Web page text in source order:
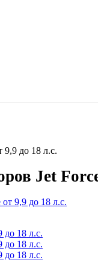
9,9 до 18 л.с.
Jet